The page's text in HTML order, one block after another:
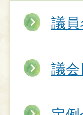
議
議